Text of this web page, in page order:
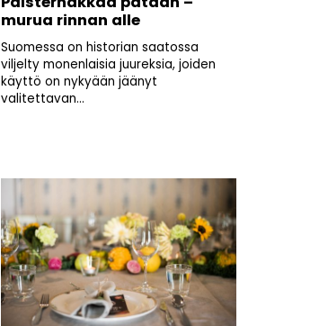
murua rinnan alle
Suomessa on historian saatossa
viljelty monenlaisia juureksia, joiden
käyttö on nykyään jäänyt
valitettavan...